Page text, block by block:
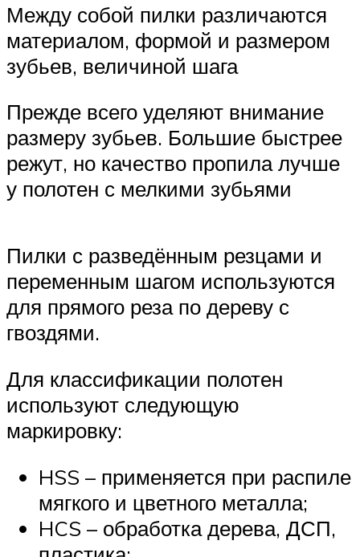
Между собой пилки различаются
материалом, формой и размером
зубьев, величиной шага
Прежде всего уделяют внимание
размеру зубьев. Большие быстрее
режут, но качество пропила лучше
у полотен с мелкими зубьями
Пилки с разведённым резцами и
переменным шагом используются
для прямого реза по дереву с
гвоздями.
Для классификации полотен
используют следующую
маркировку:
HSS – применяется при распиле
мягкого и цветного металла;
HCS – обработка дерева, ДСП,